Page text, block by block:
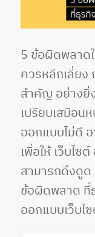
5 ข้อผิดพลาด
ควรหลีกเลี่ยง
สำคัญ อย่างยิ่
เปรียบเสมือน
ออกแบบไม่ดี
เพื่อให้ เว็บไ
สามารถดึงดูด
ข้อผิดพลาด ที่
ออกแบบเว็บไ